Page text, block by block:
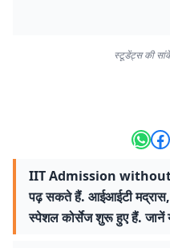
स्टूडेंट्स की
IIT Admission without
पढ़ सकते हैं. आईआईटी मद्रास,
स्पेशल कोर्सेज शुरू हुए हैं. जानें